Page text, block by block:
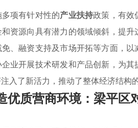
项有针对性的产业扶持政策，有效
资源向具有潜力的领域倾斜，提
、融资支持及市场开拓等方面，
业开展技术研发和产品创新，为
入了新活力，推动了整体经济结构
优质营商环境：梁平区